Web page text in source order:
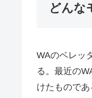
どんな
WAのベレッ
る。最近の
けたものであ